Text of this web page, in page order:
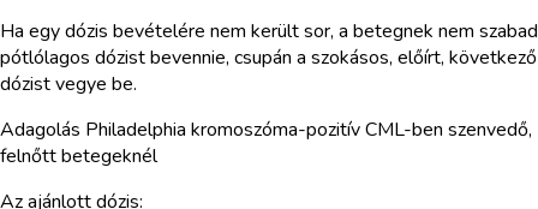
Ha egy dózis bevételére nem került sor, a betegnek nem szabad
pótlólagos dózist bevennie, csupán a szokásos, előírt, következő
dózist vegye be.
Adagolás Philadelphia kromoszóma-pozitív CML-ben szenvedő,
felnőtt betegeknél
Az ajánlott dózis: